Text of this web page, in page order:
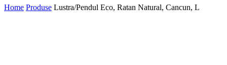
Home Produse Lustra/Pendul Eco, Ratan Natural, Cancun, L